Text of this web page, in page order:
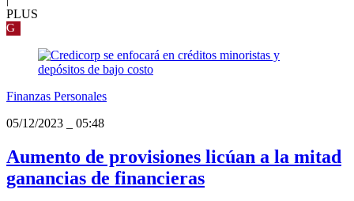
PLUS
G
Finanzas Personales
05/12/2023
05:48
Aumento de provisiones licúan a la mitad
ganancias de financieras